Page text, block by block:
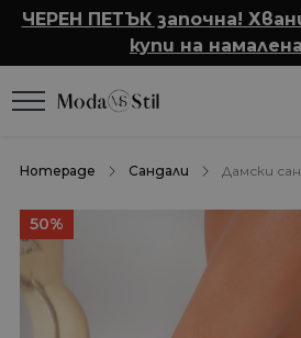
ЧЕРЕН ПЕТЪК започна!
купи на
Homepage Сандали Дамски
50%